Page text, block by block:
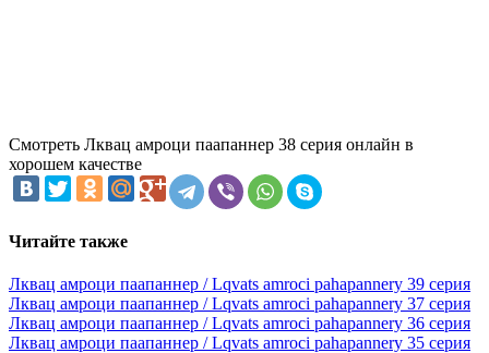
Смотреть Лквац амроци паапаннер 38 серия онлайн в
хорошем качестве
Читайте также
Лквац амроци паапаннер / Lqvats amroci pahapannery 39 серия
Лквац амроци паапаннер / Lqvats amroci pahapannery 37 серия
Лквац амроци паапаннер / Lqvats amroci pahapannery 36 серия
Лквац амроци паапаннер / Lqvats amroci pahapannery 35 серия